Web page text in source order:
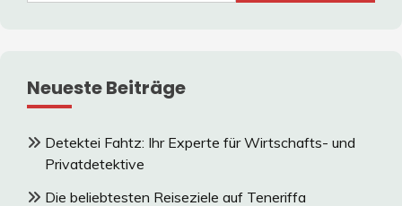
Neueste Beiträge
Detektei Fahtz: Ihr Experte für Wirtschafts- und
Privatdetektive
Die beliebtesten Reiseziele auf Teneriffa